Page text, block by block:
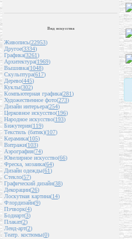
Вид искусства
Живопись(22953)
Другое(3334)
Графика(3261)
Архитектура(1969)
Вышивка(1048)
Скульптура(617)
Дерево(445)
Куклы(302)
Компьютерная графика(281)
Художественное фото(273)
Дизайн интерьера(254)
Церковное искусство(196)
Народное искусство(193)
Бижутерия(119)
Текстиль (батик)(107)
Керамика(105)
Витражи(103)
Аэрография(74)
Ювелирное искусство(66)
Фреска, мозаика(64)
Дизайн одежды(61)
Стекло(57)
Графический дизайн(38)
Декорации(26)
Лоскутная картина(14)
Флордизайн(9)
Пэчворк(4)
Бодиарт(3)
Плакат(2)
Ленд-арт(2)
Театр. костюмы(0)